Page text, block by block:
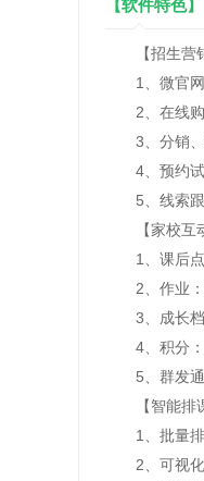
【软件特色】
【招生营销
1、微官网
2、在线购
3、分销、
4、预约试
5、线索跟
【家校互动
1、课后点
2、作业：
3、成长档
4、积分：
5、群发通
【智能排课
1、批量排
2、可视化